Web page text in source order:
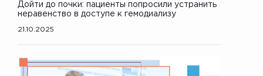
Дойти до почки: пациенты попросили устранить
неравенство в доступе к гемодиализу
21.10.2025